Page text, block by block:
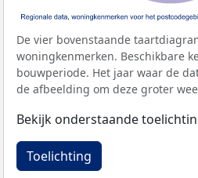
De vier bovenstaande
woningkenmerken. Beschikbare
bouwperiode. Het jaar waar de
de afbeelding om deze groter
Bekijk onderstaande
Toelichting